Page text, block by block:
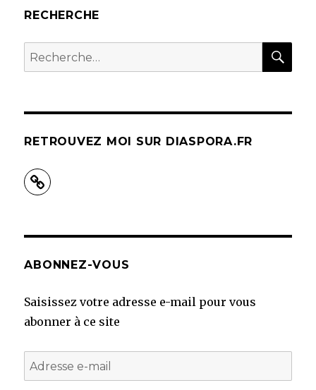
RECHERCHE
Recherche
pour :
RETROUVEZ MOI SUR DIASPORA.FR
ABONNEZ-VOUS
Saisissez votre adresse e-mail pour vous
abonner à ce site
Adresse
e-